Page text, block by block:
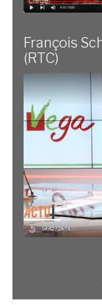
François
(RTC)